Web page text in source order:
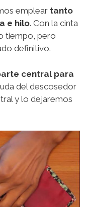
emplear tanto
e hilo. Con la cinta
tiempo, pero
definitivo.
central para
del descosedor
y lo dejaremos